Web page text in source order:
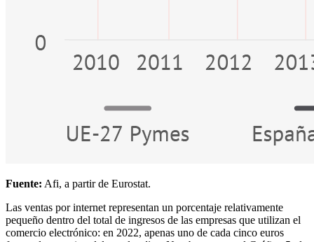
Fuente: Afi, a partir de Eurostat.
Las ventas por internet representan un porcentaje relativamente
pequeño dentro del total de ingresos de las empresas que utilizan el
comercio electrónico: en 2022, apenas uno de cada cinco euros